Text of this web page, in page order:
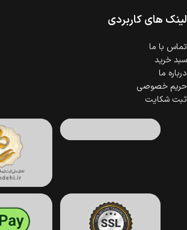
لینک های کاربردی
تماس با ما
سبد خرید
درباره ما
حریم خصوصی
ثبت شکایت